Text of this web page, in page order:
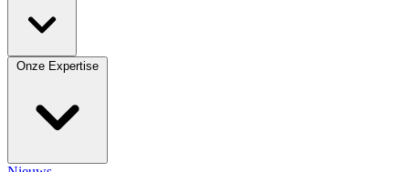
Onze Expertise